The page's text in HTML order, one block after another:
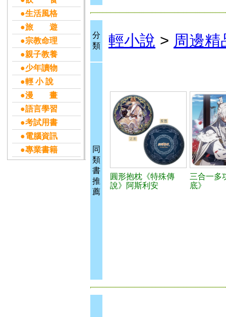
●生活風格
●旅 遊
●宗教命理
●親子教養
●少年讀物
●輕 小 說
●漫 畫
●語言學習
●考試用書
●電腦資訊
●專業書籍
分
類
輕小說 > 周邊精
同
類
書
推
薦
圓形抱枕《特殊傳
說》阿斯利安
三合一多
底》